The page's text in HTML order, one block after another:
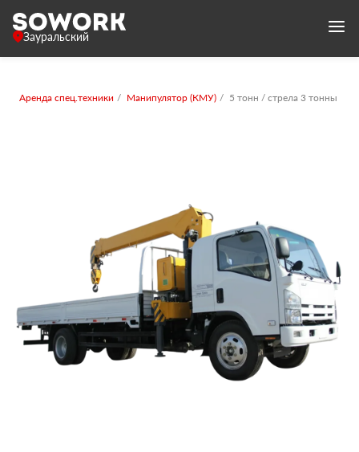
Зауральский
Аренда спец.техники Манипулятор (КМУ) 5 тонн / стрела 3 тонны